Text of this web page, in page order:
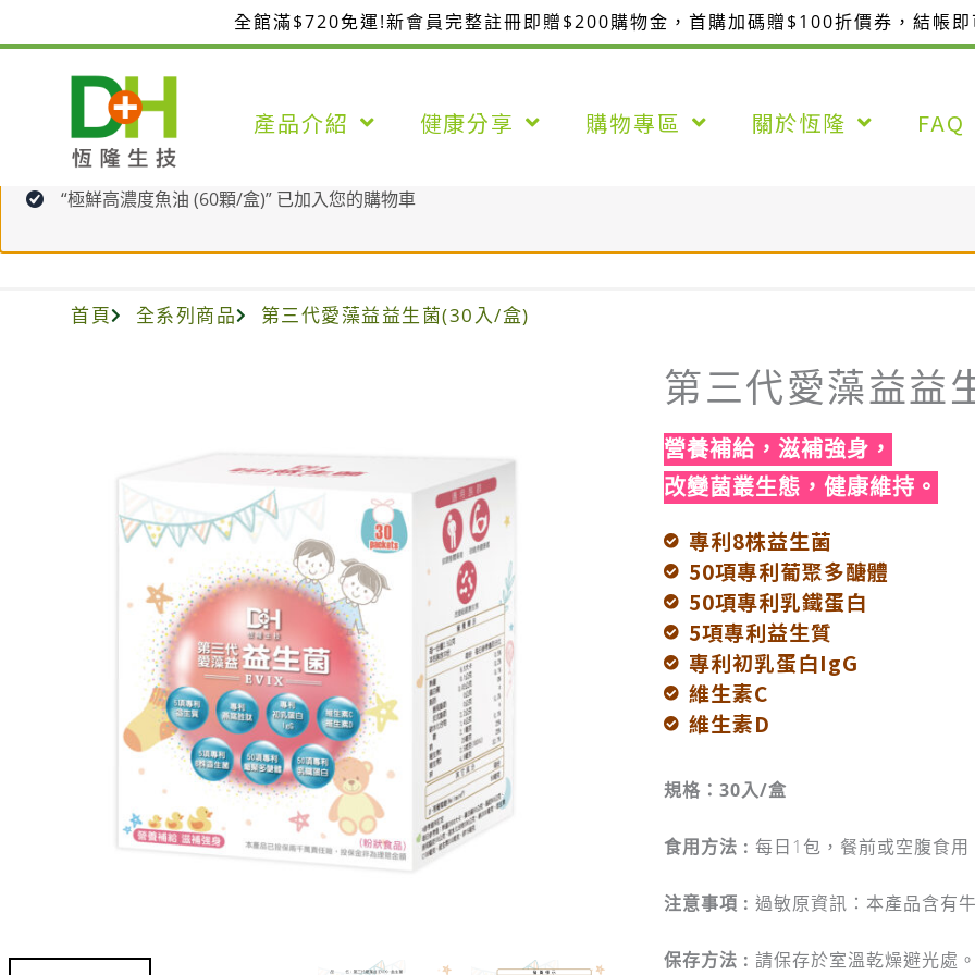
至
全館滿$720免運!新會員完整註冊即贈$200購物金，首購加碼贈$100折價券，結帳即
產品介紹 健康分享 購物專區 關於恆隆 FAQ
“極鮮高濃度魚油 (60顆/盒)” 已加入您的購物車
首頁 全系列商品 第三代愛藻益益生菌(30入/盒)
第三代愛藻益益
營養補給，滋補強身，
改變菌叢生態，健康維持。
專利8株益生菌
50項專利葡聚多醣體
50項專利乳鐵蛋白
5項專利益生質
專利初乳蛋白IgG
維生素C
維生素D
規格：30入/盒
食用方法 : 每日1包，餐前或空腹食用
注意事項 : 過敏原資訊：本產品含有
保存方法 : 請保存於室溫乾燥避光處。